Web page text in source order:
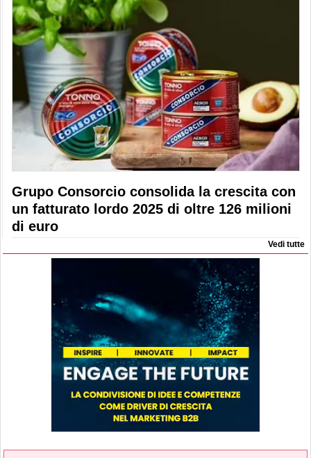
Grupo Consorcio consolida la crescita con
un fatturato lordo 2025 di oltre 126 milioni
di euro
Vedi tutte